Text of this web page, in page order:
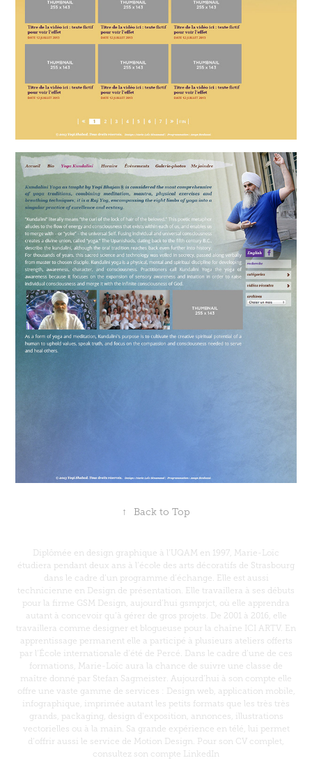
↑ Back to Top
Diplômée en design graphique à l’UQAM en 1997, Marie-Loïc
étudiera pendant deux ans à l’école des arts décoratifs de Strasbourg
dans le cadre d’un programme d’échange. Elle est aussi
technicienne en Design de présentation. Elle travaillera à ses débuts
pour la firme GSM Design, aujourd’hui gsmprjct, où elle apprendra
autant à concevoir qu’à gérer de gros projets. De 2001 à 2016, elle
travaillera comme designer et blogueuse pour la chaîne ICI ARTV. En
apprentissage permanent elle a participé à plusieurs ateliers offerts
par l’École internationale d’été de Percé. Dans le cadre d’une de ces
formations, Marie-Loïc aura la chance de suivre une classe de
maître donné par Stefan Sagmeister. Aujourd’hui à son compte elle
offre une vaste gamme de services : Design web, application mobile,
infographique, imprimée autant les petits formats que les très très
grands, packaging, design d’exposition, annonces, illustrations
vectorielles ou à la main. Sa grande expérience en télé, lui permet
d’offrir aussi le service de Motion Design. Pour son CV complet,
consultez son compte LinkedIn